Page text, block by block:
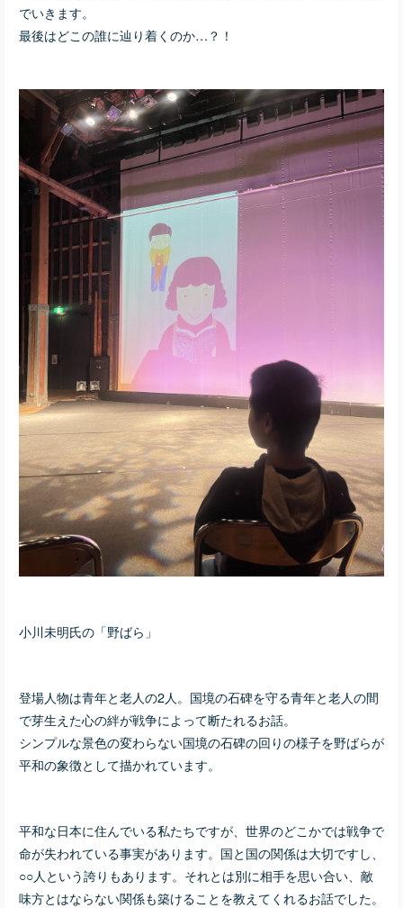
でいきます。
最後はどこの誰に辿り着くのか…？！
小川未明氏の「野ばら」
登場人物は青年と老人の2人。国境の石碑を守る青年と老人の間
で芽生えた心の絆が戦争によって断たれるお話。
シンプルな景色の変わらない国境の石碑の回りの様子を野ばらが
平和の象徴として描かれています。
平和な日本に住んでいる私たちですが、世界のどこかでは戦争で
命が失われている事実があります。国と国の関係は大切ですし、
○○人という誇りもあります。それとは別に相手を思い合い、敵
味方とはならない関係も築けることを教えてくれるお話でした。